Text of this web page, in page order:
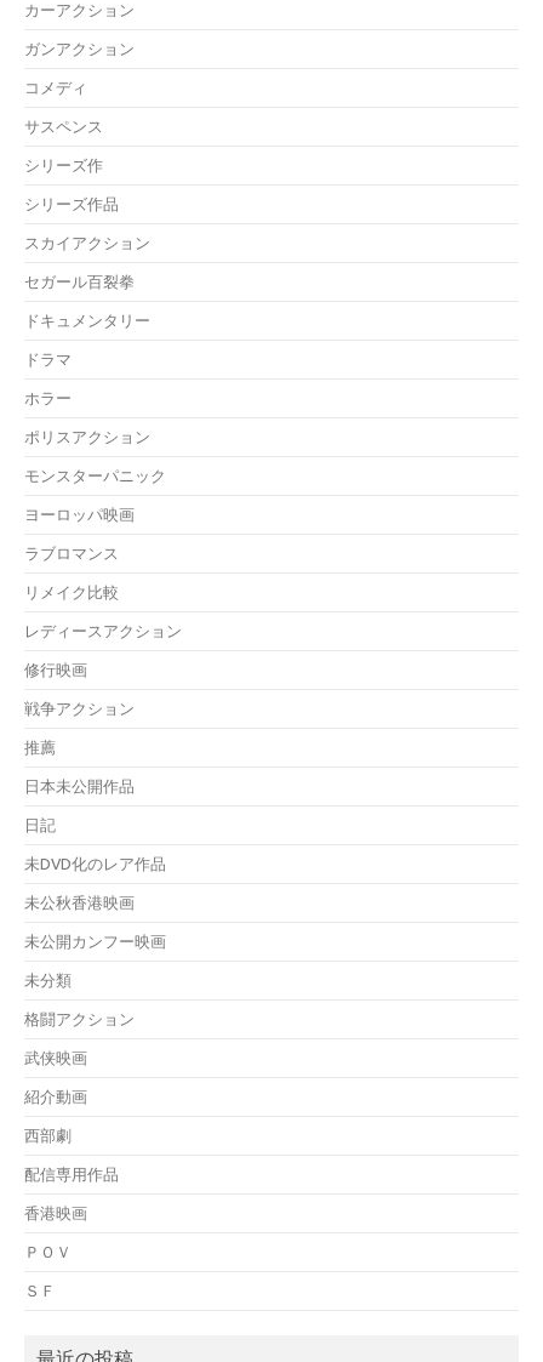
カーアクション
ガンアクション
コメディ
サスペンス
シリーズ作
シリーズ作品
スカイアクション
セガール百裂拳
ドキュメンタリー
ドラマ
ホラー
ポリスアクション
モンスターパニック
ヨーロッパ映画
ラブロマンス
リメイク比較
レディースアクション
修行映画
戦争アクション
推薦
日本未公開作品
日記
未DVD化のレア作品
未公秋香港映画
未公開カンフー映画
未分類
格闘アクション
武侠映画
紹介動画
西部劇
配信専用作品
香港映画
ＰＯＶ
ＳＦ